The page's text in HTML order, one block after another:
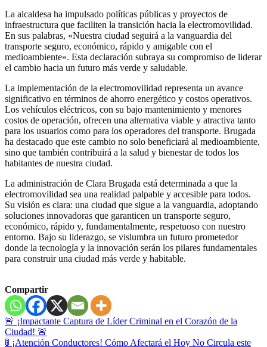
La alcaldesa ha impulsado políticas públicas y proyectos de
infraestructura que faciliten la transición hacia la electromovilidad.
En sus palabras, «Nuestra ciudad seguirá a la vanguardia del
transporte seguro, económico, rápido y amigable con el
medioambiente». Esta declaración subraya su compromiso de liderar
el cambio hacia un futuro más verde y saludable.
La implementación de la electromovilidad representa un avance
significativo en términos de ahorro energético y costos operativos.
Los vehículos eléctricos, con su bajo mantenimiento y menores
costos de operación, ofrecen una alternativa viable y atractiva tanto
para los usuarios como para los operadores del transporte. Brugada
ha destacado que este cambio no solo beneficiará al medioambiente,
sino que también contribuirá a la salud y bienestar de todos los
habitantes de nuestra ciudad.
La administración de Clara Brugada está determinada a que la
electromovilidad sea una realidad palpable y accesible para todos.
Su visión es clara: una ciudad que sigue a la vanguardia, adoptando
soluciones innovadoras que garanticen un transporte seguro,
económico, rápido y, fundamentalmente, respetuoso con nuestro
entorno. Bajo su liderazgo, se vislumbra un futuro prometedor
donde la tecnología y la innovación serán los pilares fundamentales
para construir una ciudad más verde y habitable.
Compartir
Navegación
de
🚨 ¡Impactante Captura de Líder Criminal en el Corazón de la
Ciudad! 🚨
🚦 ¡Atención Conductores! Cómo Afectará el Hoy No Circula este